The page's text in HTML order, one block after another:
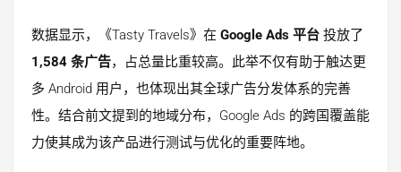
数据显示，《Tasty Travels》在 Google Ads 平台 投放了
1,584 条广告，占总量比重较高。此举不仅有助于触达更
多 Android 用户，也体现出其全球广告分发体系的完善
性。结合前文提到的地域分布，Google Ads 的跨国覆盖能
力使其成为该产品进行测试与优化的重要阵地。